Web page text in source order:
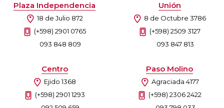
Plaza Independencia
18 de Julio 872
(+598) 2901 0765
093 848 809
Unión
8 de Octubre 3786
(+598) 2509 3127
093 847 813
Centro
Ejido 1368
(+598) 2901 1293
Paso Molino
Agraciada 4177
(+598) 2306 2422